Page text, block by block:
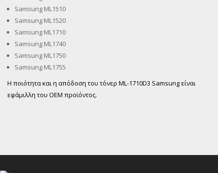
Samsung ML1510
Samsung ML1520
Samsung ML1710
Samsung ML1740
Samsung ML1750
Samsung ML1755
Η ποιότητα και η απόδοση του τόνερ ML-1710D3 Samsung είναι
εφάμιλλη του OEM προϊόντος.